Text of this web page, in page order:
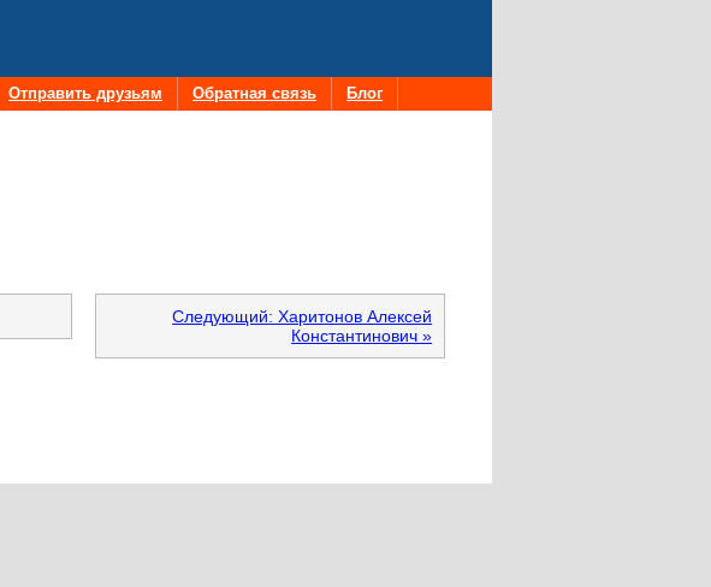
Отправить друзьям Обратная связь Блог
Следующий: Харитонов Алексей
Константинович »